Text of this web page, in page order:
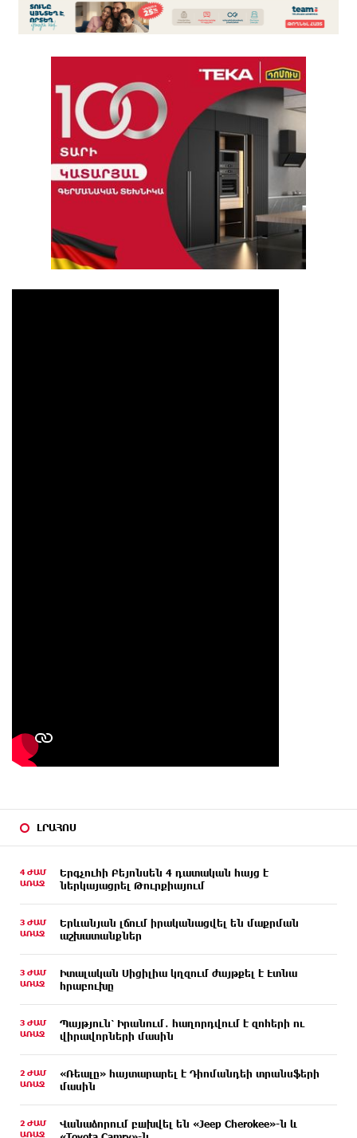
ԼՐԱՀՈՍ
4 ԺԱՄ
ԱՌԱՋ
Երգչուհի Բեյոնսեն ​​4 դատական հայց է
ներկայացրել Թուրքիայում
3 ԺԱՄ
ԱՌԱՋ
Երևանյան լճում իրականացվել են մաքրման
աշխատանքներ
3 ԺԱՄ
ԱՌԱՋ
Իտալական Սիցիլիա կղզում ժայթքել է Էտնա
հրաբուխը
3 ԺԱՄ
ԱՌԱՋ
Պայթյուն՝ Իրանում․ հաղորդվում է զոհերի ու
վիրավորների մասին
2 ԺԱՄ
ԱՌԱՋ
«Ռեալը» հայտարարել է Դիոմանդեի տրանսֆերի
մասին
2 ԺԱՄ
ԱՌԱՋ
Վանաձորում բшխվել են «Jeep Cherokee»-ն և